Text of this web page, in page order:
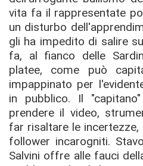
vita fa il rappresentate
un disturbo
gli ha impedito di salire
fa, al fianco delle
platee, come può
impappinato per
in pubblico. Il
prendere il video,
far risaltare le
follower incarogniti.
Salvini offre alle fauci